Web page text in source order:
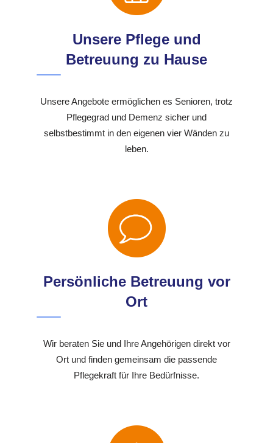
Unsere Pflege und
Betreuung zu Hause
Unsere Angebote ermöglichen es Senioren, trotz
Pflegegrad und Demenz sicher und
selbstbestimmt in den eigenen vier Wänden zu
leben.
Persönliche Betreuung vor
Ort
Wir beraten Sie und Ihre Angehörigen direkt vor
Ort und finden gemeinsam die passende
Pflegekraft für Ihre Bedürfnisse.